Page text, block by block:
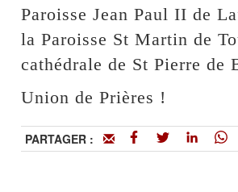
Paroisse Jean Paul II de
la Paroisse St Martin de
cathédrale de St Pierre de
Union de Prières !
PARTAGER :